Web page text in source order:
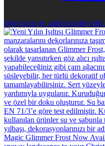
Open post by cadencecraft